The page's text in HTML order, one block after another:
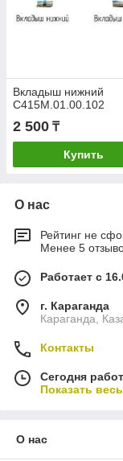
Вкладыш нижний
С415М.01.00.102
2 500 ₸
Купить
О нас
Рейтинг не
Менее 5
Работает с
г. Караганда
Караганда,
Контакты
Сегодня
Показать
О нас